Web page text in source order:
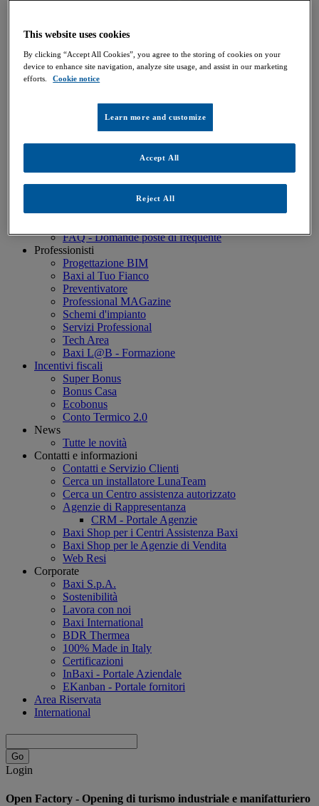
Scaldacqua
Accumulo - SAG Blue
Digital
Cerca un installatore LunaTeam
ErP Tool - Etichetta Energetica
Cerca un Centro assistenza autorizzato
Manutenzione Caldaia
Estensione Garanzia
Baxi Più Green 5
Baxi Più 10 Anni (≤35kW)
Baxi Più Professional (>35 kW)
FAQ - Domande poste di frequente
Professionisti
Progettazione BIM
Baxi al Tuo Fianco
Preventivatore
Professional MAGazine
Schemi d'impianto
Servizi Professional
Tech Area
Baxi L@B - Formazione
Incentivi fiscali
Super Bonus
Bonus Casa
Ecobonus
Conto Termico 2.0
News
Tutte le novità
Contatti e informazioni
Contatti e Servizio Clienti
Cerca un installatore LunaTeam
Cerca un Centro assistenza autorizzato
Agenzie di Rappresentanza
CRM - Portale Agenzie
Baxi Shop per i Centri Assistenza Baxi
Baxi Shop per le Agenzie di Vendita
Web Resi
Corporate
Baxi S.p.A.
Sostenibilità
Lavora con noi
Baxi International
BDR Thermea
100% Made in Italy
Certificazioni
InBaxi - Portale Aziendale
EKanban - Portale fornitori
Area Riservata
International
Login
Open Factory - Opening di turismo industriale e manifatturiero
This website uses cookies
By clicking “Accept All Cookies”, you agree to the storing of cookies on your
device to enhance site navigation, analyze site usage, and assist in our marketing
efforts.
Cookie notice
Learn more and customize
Reject All
Accept All